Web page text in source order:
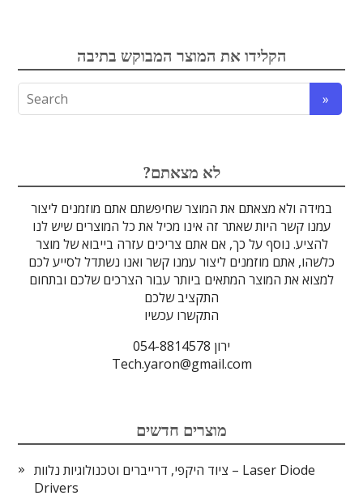
אופטיקה
אופטומכניקה ובקרת תנועה
סיבים אופטיים
מקורות אור
מוליכי אור
לדים
הדמיה ומצלמות
גלאים וחיישנים
מסננים אופטיים
לייזרים ומוצרי בטיחות לייזר
גבישים
ספקטרוסקופיה
אלקטרוניקה
מיגון קרינה
עדשות
מתקנים לרפואה
טרה-הרץ
מוצרי קוורץ
זכוכיות וציפויים
מוצרים אחרים
הקלידו את המוצר המבוקש בתיבה
?לא מצאתם
במידה ולא מצאתם את המוצר שחיפשתם אתם מוזמנים ליצור
עמנו קשר היות שאתר זה אינו מכיל את כל המוצרים שיש לנו
להציע. נוסף על כך, אם אתם צריכים עזרה בייבוא של מוצר
כלשהו, אתם מוזמנים ליצור עמנו קשר ואנו נשתדל לסייע לכם
למצוא את המוצר המתאים ביותר עבור הצרכים שלכם ובתחום
התקציב שלכם
התקשרו עכשיו
ירון 054-8814578
Tech.yaron@gmail.com
מוצרים חדשים
ציוד היקפי, דרייברים וטכנולוגיות נלוות – Laser Diode
Drivers